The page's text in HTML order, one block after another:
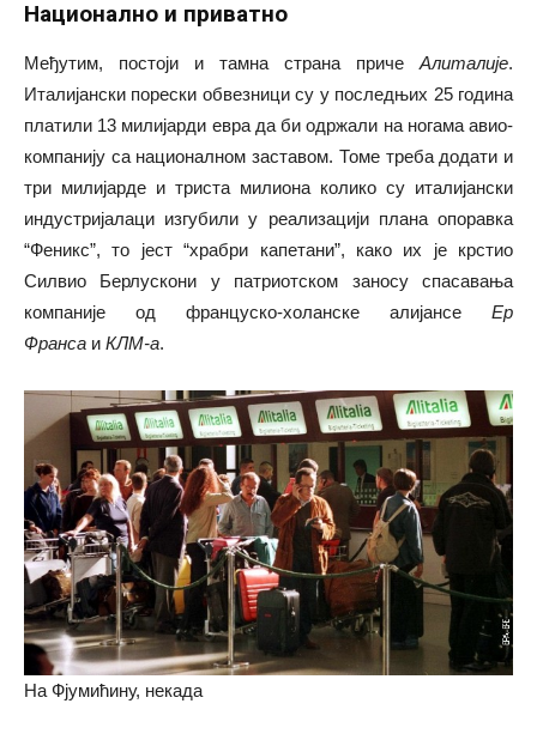
Национално и приватно
Међутим, постоји и тамна страна приче Алиталије.
Италијански порески обвезници су у последњих 25 година
платили 13 милијарди евра да би одржали на ногама авио-
компанију са националном заставом. Томе треба додати и
три милијарде и триста милиона колико су италијански
индустријалаци изгубили у реализацији плана опоравка
“Феникс”, то јест “храбри капетани”, како их је крстио
Силвио Берлускони у патриотском заносу спасавања
компаније од француско-холанске алијансе Ер
Франса и КЛМ-а.
На Фјумићину, некада